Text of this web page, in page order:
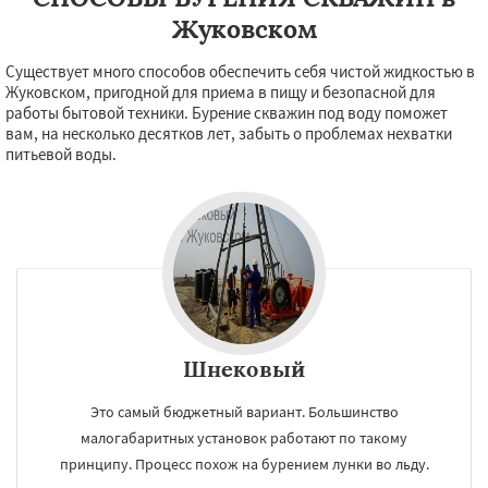
Работаем по
регионам
×
Жуковском
Существует много способов обеспечить себя чистой жидкостью в
Жуковском, пригодной для приема в пищу и безопасной для
работы бытовой техники. Бурение скважин под воду поможет
вам, на несколько десятков лет, забыть о проблемах нехватки
питьевой воды.
Шнековый
Это самый бюджетный вариант. Большинство
малогабаритных установок работают по такому
принципу. Процесс похож на бурением лунки во льду.
УЗНАТЬ ПОДРОБНЕЕ